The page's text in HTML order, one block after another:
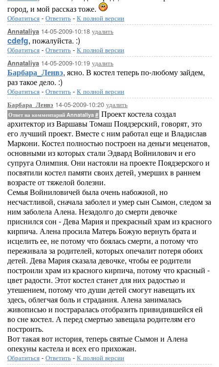
город, и мой рассказ тоже.
Обратиться - Ответить - К полной версии
Annataliya 14-05-2009-10:18 удалить
cdefg, пожалуйста. :)
Обратиться - Ответить - К полной версии
Annataliya 14-05-2009-10:19 удалить
Барбара_Ленвэ, ясно. В костел теперь по-любому зайдем,
раз такое дело. :)
Обратиться - Ответить - К полной версии
Барбара_Ленвэ 14-05-2009-10:20 удалить
Ответ на комментарий Annataliya # Проект костела создал
архитектор из Варшавы Томаш Поядзерский, говорят, это
его лучший проект. Вместе с ним работал еще и Владислав
Маркони. Костел полностью построен на деньги меценатов,
основными из которых стали Эдвард Войнилович и его
супруга Олимпия. Они настояли на проекте Поядзерского и
посвятили костел памяти своих детей, умерших в раннем
возрасте от тяжелой болезни.
Семья Войниловичей была очень набожной, но
несчастливой, сначала заболел и умер сын Сымон, следом за
ним заболела Алена. Незадолго до смерти девочке
приснился сон - Дева Мария и прекрасный храм из красного
кирпича. Алена просила Матерь Божую вернуть брата и
исцелить ее, не потому что боялась смерти, а потому что
переживала за родителей, которых опечалит потеря обоих
детей. Дева Мария сказала девочке, чтобы ее родители
построили храм из красного кирпича, потому что красный -
цвет радости. Этот костел станет для них радостью и
утешением, потому что души детей смогут навещать их
здесь, облегчая боль и страдания. Алена занималась
живописью и постраралась отобразить привидившейся ей
во сне костел. А перед смертью завещала родителям его
построить.
Вот такая вот история, теперь святые Сымон и Алена
опекуны кастела и всех его прихожан.
Обратиться - Ответить - К полной версии